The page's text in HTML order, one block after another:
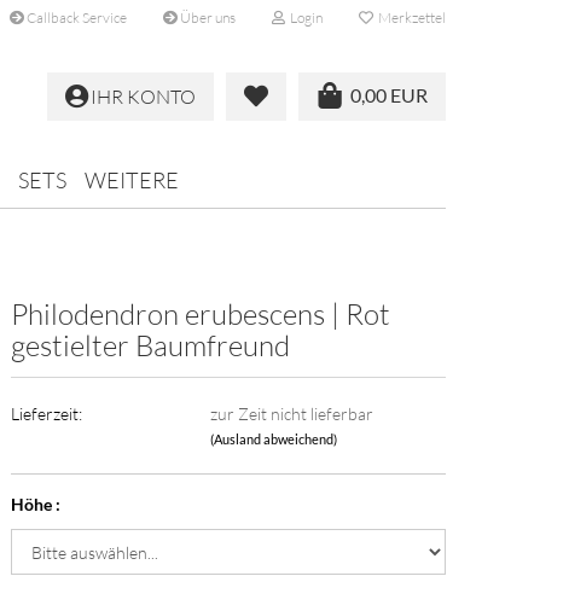
Callback Service Über uns Login Merkzettel
0,00 EUR
IHR KONTO
SETS WEITERE
Philodendron erubescens | Rot
gestielter Baumfreund
Lieferzeit: zur Zeit nicht lieferbar
(Ausland abweichend)
Höhe :